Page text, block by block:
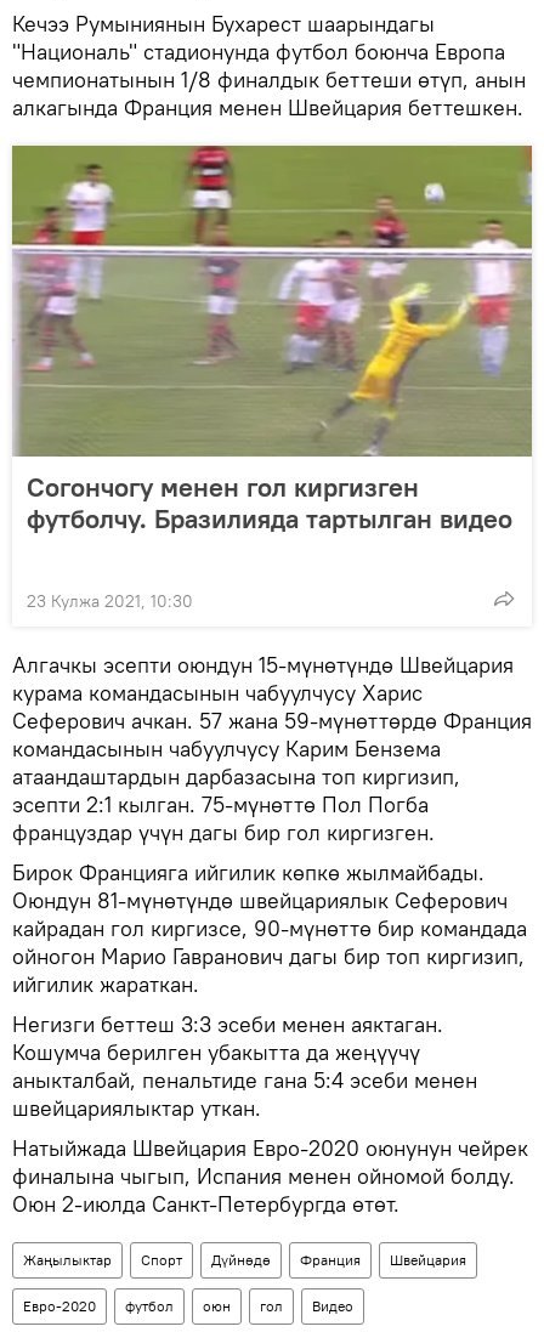
Кечээ Румыниянын Бухарест шаарындагы
"Националь" стадионунда футбол боюнча Европа
чемпионатынын 1/8 финалдык беттеши өтүп, анын
алкагында Франция менен Швейцария беттешкен.
Согончогу менен гол киргизген
футболчу. Бразилияда тартылган видео
23 Кулжа 2021, 10:30
Алгачкы эсепти оюндун 15-мүнөтүндө Швейцария
курама командасынын чабуулчусу Харис
Сеферович ачкан. 57 жана 59-мүнөттөрдө Франция
командасынын чабуулчусу Карим Бензема
атаандаштардын дарбазасына топ киргизип,
эсепти 2:1 кылган. 75-мүнөттө Пол Погба
француздар үчүн дагы бир гол киргизген.
Бирок Францияга ийгилик көпкө жылмайбады.
Оюндун 81-мүнөтүндө швейцариялык Сеферович
кайрадан гол киргизсе, 90-мүнөттө бир командада
ойногон Марио Гавранович дагы бир топ киргизип,
ийгилик жараткан.
​Негизги беттеш 3:3 эсеби менен аяктаган.
Кошумча берилген убакытта да жеңүүчү
аныкталбай, пенальтиде гана 5:4 эсеби менен
швейцариялыктар уткан.
Натыйжада Швейцария Евро-2020 оюнунун чейрек
финалына чыгып, Испания менен ойномой болду.
Оюн 2-июлда Санкт-Петербургда өтөт.
Жаңылыктар Спорт Дүйнөдө Франция Швейцария
Евро-2020 футбол оюн гол Видео